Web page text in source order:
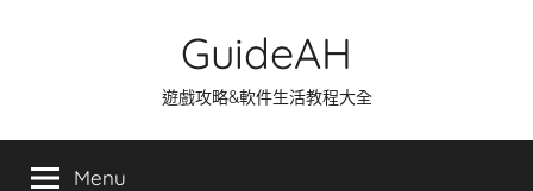
GuideAH
遊戲攻略&軟件生活教程大全
Menu